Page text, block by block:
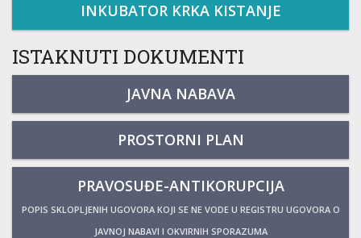
INKUBATOR KRKA KISTANJE
ISTAKNUTI DOKUMENTI
JAVNA NABAVA
PROSTORNI PLAN
PRAVOSUĐE-ANTIKORUPCIJA
POPIS SKLOPLJENIH UGOVORA KOJI SE NE VODE U REGISTRU UGOVORA O
JAVNOJ NABAVI I OKVIRNIH SPORAZUMA